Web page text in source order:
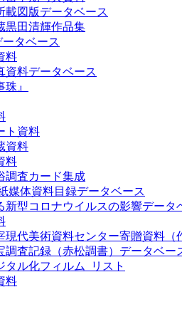
載図版データベース
黒田清輝作品集
タベース
料
資料データベース
』
ト資料
資料
料
査カード集成
媒体資料目録データベース
新型コロナウイルスの影響データ
現代美術資料センター寄贈資料（
調査記録（赤松調書）データベー
タル化フィルム_リスト
料